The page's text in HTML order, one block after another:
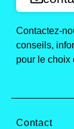
Contactez-
conseils,
pour le choix
Contact